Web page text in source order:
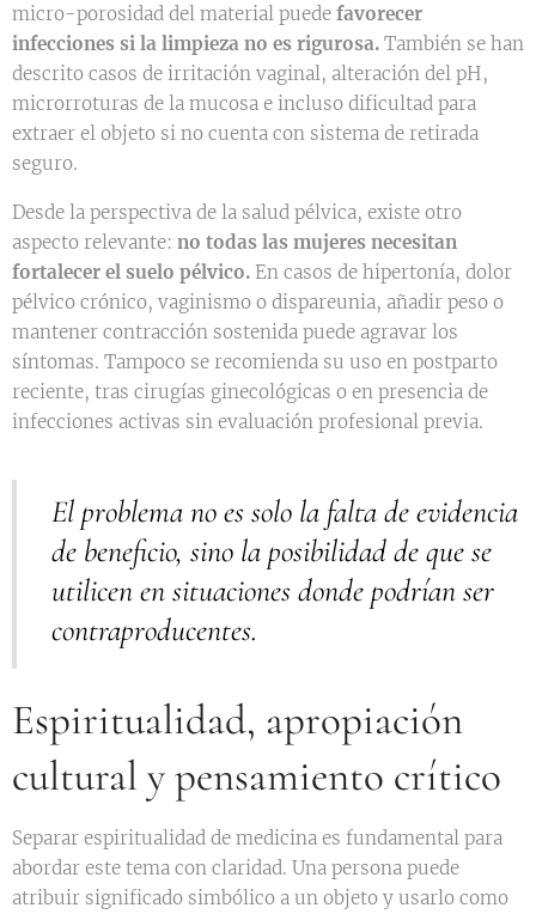
micro-porosidad del material puede favorecer
infecciones si la limpieza no es rigurosa. También se han
descrito casos de irritación vaginal, alteración del pH,
microrroturas de la mucosa e incluso dificultad para
extraer el objeto si no cuenta con sistema de retirada
seguro.
Desde la perspectiva de la salud pélvica, existe otro
aspecto relevante: no todas las mujeres necesitan
fortalecer el suelo pélvico. En casos de hipertonía, dolor
pélvico crónico, vaginismo o dispareunia, añadir peso o
mantener contracción sostenida puede agravar los
síntomas. Tampoco se recomienda su uso en postparto
reciente, tras cirugías ginecológicas o en presencia de
infecciones activas sin evaluación profesional previa.
El problema no es solo la falta de evidencia
de beneficio, sino la posibilidad de que se
utilicen en situaciones donde podrían ser
contraproducentes.
Espiritualidad, apropiación
cultural y pensamiento crítico
Separar espiritualidad de medicina es fundamental para
abordar este tema con claridad. Una persona puede
atribuir significado simbólico a un objeto y usarlo como